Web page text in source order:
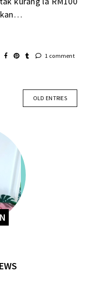
kan…
1 comment
OLD ENTRIES